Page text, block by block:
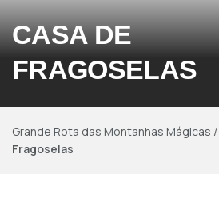
CASA DE
FRAGOSELAS
Grande Rota das Montanhas Mágicas /
Fragoselas